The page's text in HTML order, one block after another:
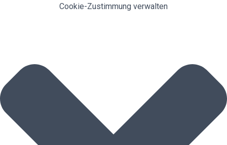
Cookie-Zustimmung verwalten